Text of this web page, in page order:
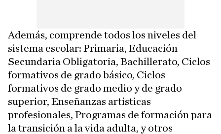
Además, comprende todos los niveles del
sistema escolar: Primaria, Educación
Secundaria Obligatoria, Bachillerato, Ciclos
formativos de grado básico, Ciclos
formativos de grado medio y de grado
superior, Enseñanzas artísticas
profesionales, Programas de formación para
la transición a la vida adulta, y otros